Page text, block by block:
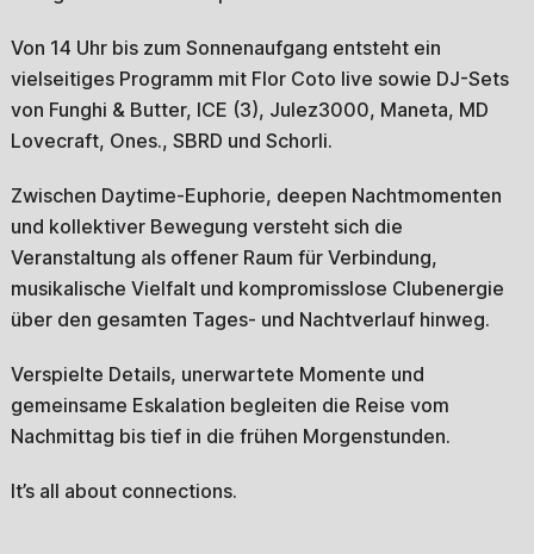
Von 14 Uhr bis zum Sonnenaufgang entsteht ein
vielseitiges Programm mit Flor Coto live sowie DJ-Sets
von Funghi & Butter, ICE (3), Julez3000, Maneta, MD
Lovecraft, Ones., SBRD und Schorli.
Zwischen Daytime-Euphorie, deepen Nachtmomenten
und kollektiver Bewegung versteht sich die
Veranstaltung als offener Raum für Verbindung,
musikalische Vielfalt und kompromisslose Clubenergie
über den gesamten Tages- und Nachtverlauf hinweg.
Verspielte Details, unerwartete Momente und
gemeinsame Eskalation begleiten die Reise vom
Nachmittag bis tief in die frühen Morgenstunden.
It’s all about connections.